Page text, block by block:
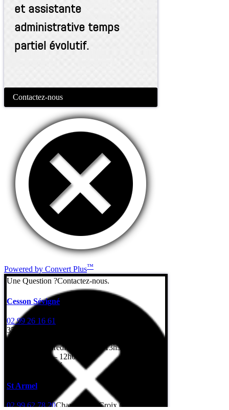
et assistante
administrative temps
partiel évolutif.
Contactez-nous
Powered by Convert Plus™
Une Question ?Contactez-nous.
Cesson Sévigné
02 99 26 16 61
35510 Cesson-Sévigné
Lundi au vendredi: 8h – 12h / 13h30 – 17h30
Samedi: 8h30 – 12h00
Dimanche: fermé
St Armel
02 99 62 78 20Champ de la Croix (Gps : rue